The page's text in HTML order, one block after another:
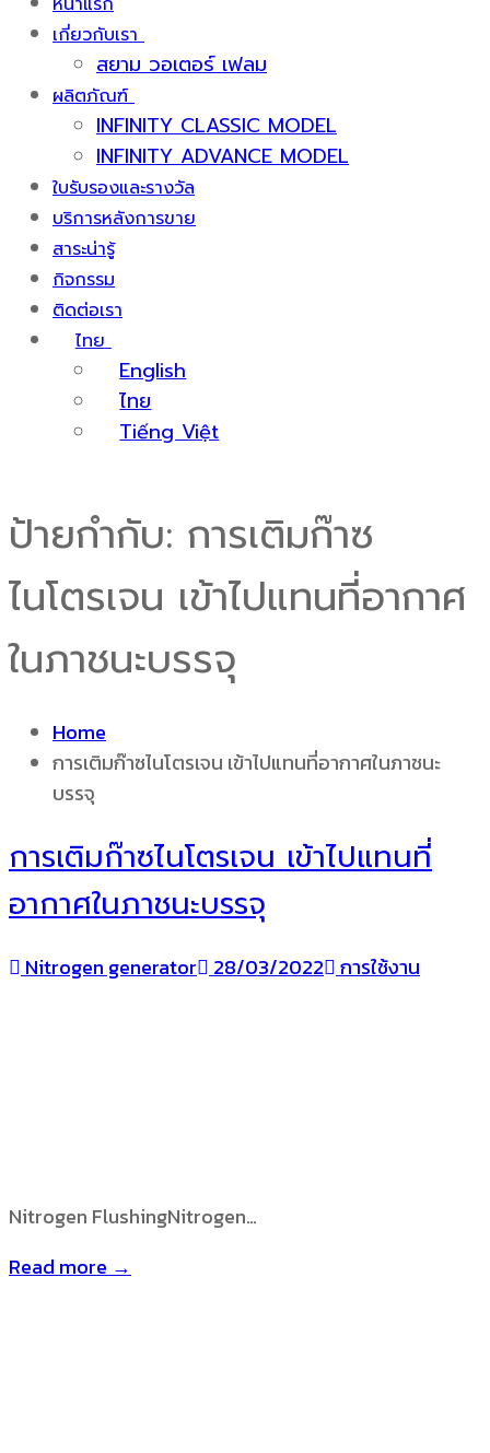
เกี่ยวกับเรา
สยาม วอเตอร์ เฟลม
ผลิตภัณฑ์
INFINITY CLASSIC MODEL
INFINITY ADVANCE MODEL
ใบรับรองและรางวัล
บริการหลังการขาย
สาระน่ารู้
กิจกรรม
ติดต่อเรา
ไทย
English
ไทย
Tiếng Việt
ป้ายกำกับ: การเติมก๊าซ
ไนโตรเจน เข้าไปแทนที่อากาศ
ในภาชนะบรรจุ
Home
การเติมก๊าซไนโตรเจน เข้าไปแทนที่อากาศในภาชนะ
บรรจุ
การเติมก๊าซไนโตรเจน เข้าไปแทนที่
อากาศในภาชนะบรรจุ
Nitrogen generator 28/03/2022 การใช้งาน
Nitrogen FlushingNitrogen…
Read more →